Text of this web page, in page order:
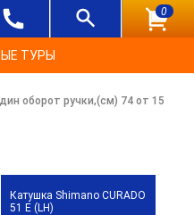
0
ТУРЫ
оборот ручки,(см) 74 от 15
Катушка Shimano CURADO
51 E (LH)